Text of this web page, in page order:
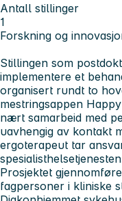
Antall stillinger
1
Forskning og
Stillingen som
implementere et
organisert rundt to
mestringsappen
nært samarbeid med
uavhengig av kontakt
ergoterapeut tar
Prosjektet
fagpersoner i kliniske